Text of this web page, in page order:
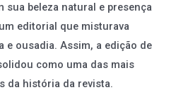
sua beleza natural e presença
editorial que misturava
e ousadia. Assim, a edição de
como uma das mais
da história da revista.